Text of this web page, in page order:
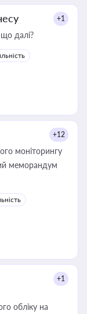
+1
далі?
+12
моніторингу
меморандум
+1
обліку на